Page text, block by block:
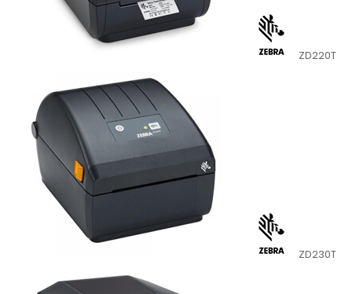
ZD220T
ZD230T